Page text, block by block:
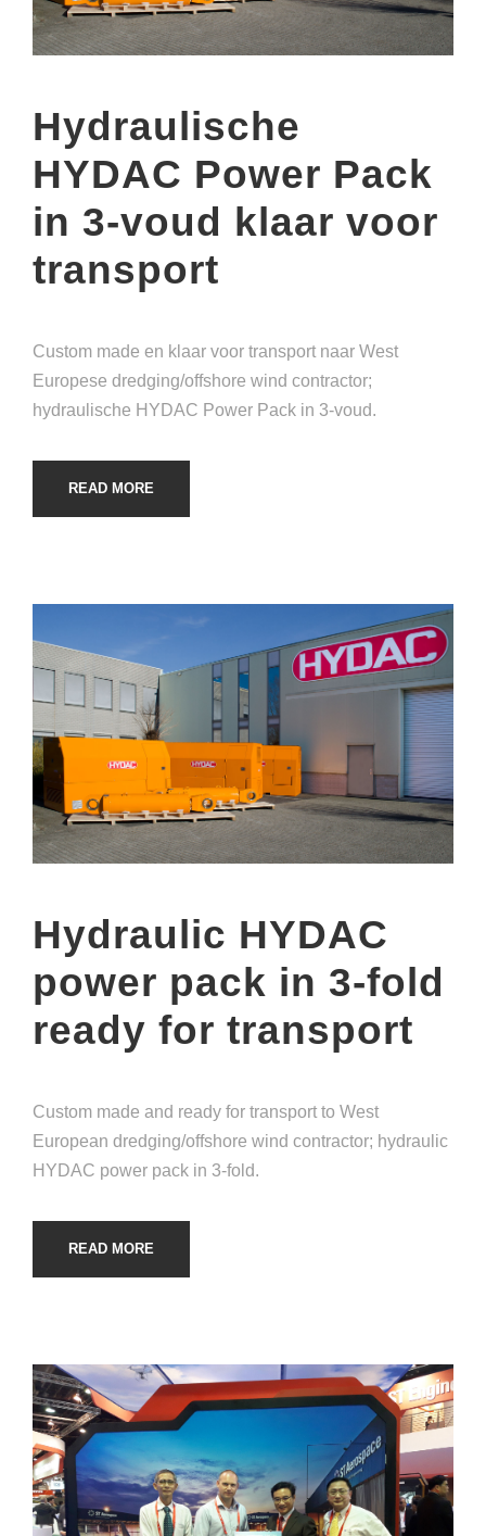
Hydraulische
HYDAC Power Pack
in 3-voud klaar voor
transport
Custom made en klaar voor transport naar West
Europese dredging/offshore wind contractor;
hydraulische HYDAC Power Pack in 3-voud.
READ MORE
Hydraulic HYDAC
power pack in 3-fold
ready for transport
Custom made and ready for transport to West
European dredging/offshore wind contractor; hydraulic
HYDAC power pack in 3-fold.
READ MORE